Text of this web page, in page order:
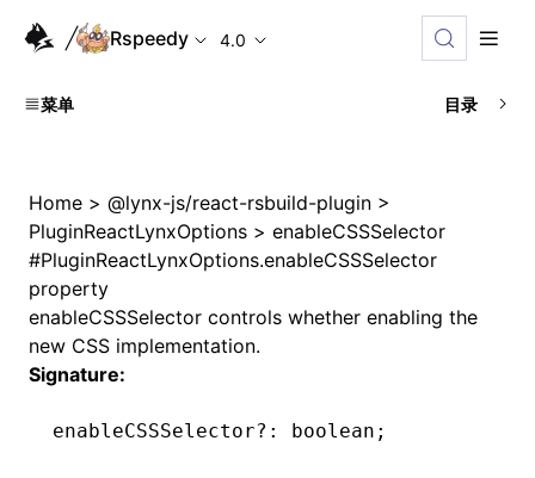
Rspeedy 4.0
菜单 目录
Home > @lynx-js/react-rsbuild-plugin >
PluginReactLynxOptions > enableCSSSelector
#PluginReactLynxOptions.enableCSSSelector
property
enableCSSSelector controls whether enabling the
new CSS implementation.
Signature:
enableCSSSelector?: boolean;